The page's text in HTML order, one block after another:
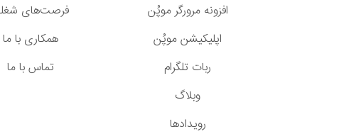
افزونه مرورگر موپُن
اپلیکیشن موپُن
ربات تلگرام
وبلاگ
رویدادها
فرصت‌های
همکاری با ما
تماس با ما